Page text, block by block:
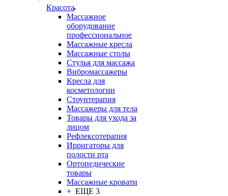
Красота
Массажное
оборудование
профессиональное
Массажные кресла
Массажные столы
Стулья для массажа
Вибромассажеры
Кресла для
косметологии
Стоунтерапия
Массажеры для тела
Товары для ухода за
лицом
Рефлексотерапия
Ирригаторы для
полости рта
Ортопедические
товары
Массажные кровати
+ ЕЩЕ 3